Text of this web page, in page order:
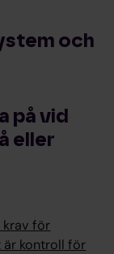
och
på vid
eller
krav för
är kontroll för